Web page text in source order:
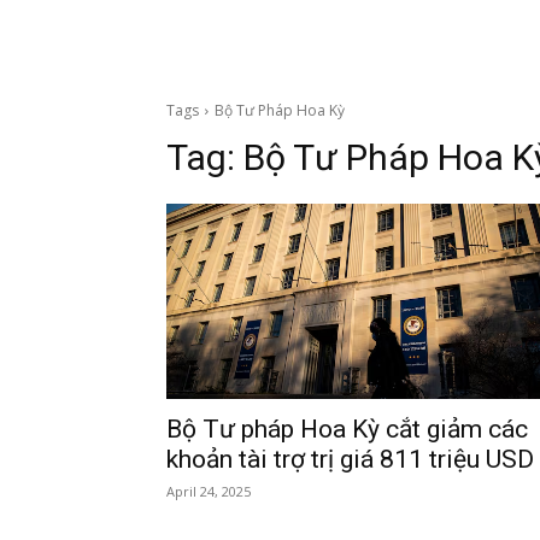
Tags Bộ Tư Pháp Hoa Kỳ
Tag: Bộ Tư Pháp Hoa
Bộ Tư pháp Hoa Kỳ cắt giảm các
khoản tài trợ trị giá 811 triệu USD
April 24, 2025